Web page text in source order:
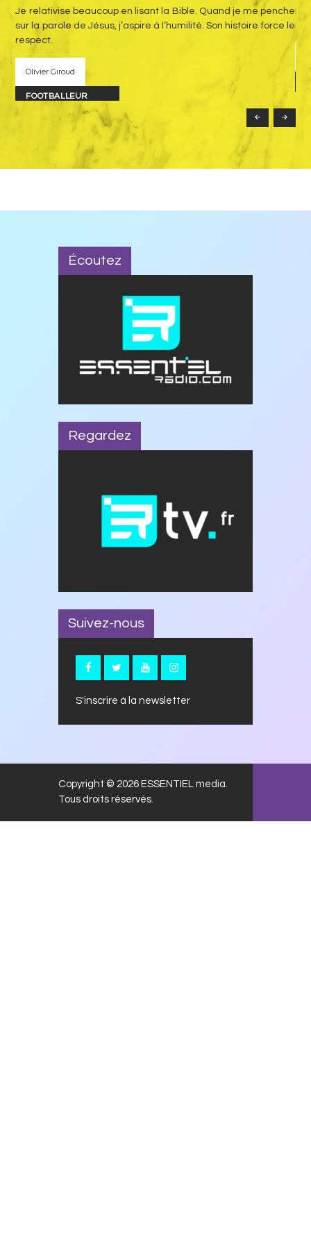
Je relativise beaucoup en lisant la Bible. Quand je me penche
sur la parole de Jésus, j’aspire à l’humilité. Son histoire force le
respect.
Olivier Giroud
FOOTBALLEUR
Il
Écoutez
Regardez
Suivez-nous
S'inscrire à la newsletter
Copyright © 2026 ESSENTIEL media.
Tous droits réservés.